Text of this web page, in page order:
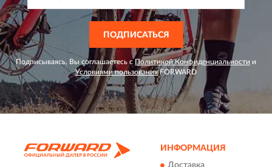
ПОДПИСАТЬСЯ
Подписываясь, Вы соглашаетесь сПолитикой Конфиденциальности и
Условиями пользованияFORWARD
ИНФОРМАЦИЯ